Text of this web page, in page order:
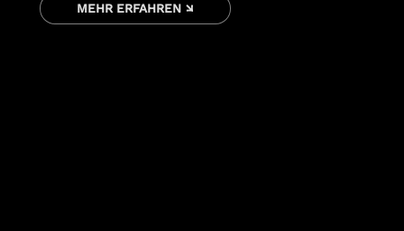
MEHR ERFAHREN ↘